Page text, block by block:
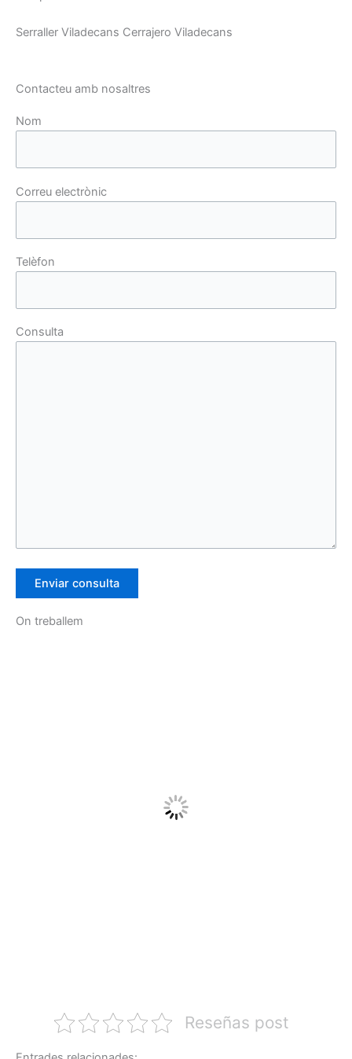
Serraller Viladecans Cerrajero Viladecans
Contacteu amb nosaltres
Nom
Correu electrònic
Telèfon
Consulta
On treballem
Reseñas post